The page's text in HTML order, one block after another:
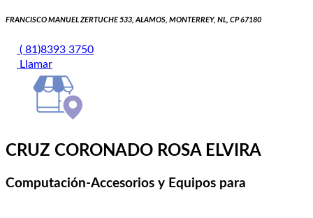
FRANCISCO MANUEL ZERTUCHE 533, ALAMOS, MONTERREY, NL, CP 67180
( 81)8393 3750
Llamar
CRUZ CORONADO ROSA ELVIRA
Computación-Accesorios y Equipos para